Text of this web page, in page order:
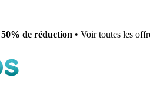
50% de réduction • Voir toutes les